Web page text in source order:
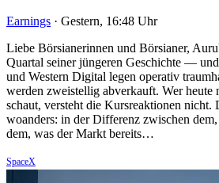
Earnings · Gestern, 16:48 Uhr
Liebe Börsianerinnen und Börsianer,
Quartal seiner jüngeren Geschichte —
und Western Digital legen operativ
werden zweistellig abverkauft. Wer heute
schaut, versteht die Kursreaktionen nicht.
woanders: in der Differenz zwischen
dem, was der Markt bereits…
SpaceX